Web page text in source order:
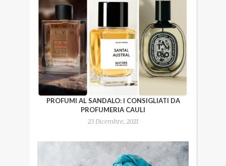
PROFUMI AL SANDALO: I CONSIGLIATI DA
PROFUMERIA CAULI
23 Dicembre, 2021